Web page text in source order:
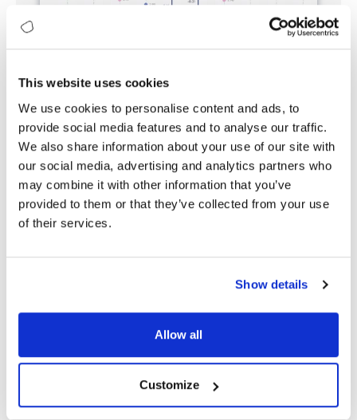
This website uses cookies
We use cookies to personalise content and ads, to
provide social media features and to analyse our traffic.
We also share information about your use of our site with
our social media, advertising and analytics partners who
may combine it with other information that you’ve
provided to them or that they’ve collected from your use
of their services.
Show details
Allow all
Customize
Figür 2: Türkiye – Global Sektör Karşılaştırması
Türkiye’nin Dijital Karnesini
Kendi Yol Haritanızı
2024 Türkiye Dijital Olgunluk Raporu, sektörünüzün mevcut
durumunu net bir şekilde ortaya koyuyor. Global
karşılaştırmalar, sektörel analizler ve stratejik önerilerle,
dijital dönüşüm yolculuğunuzu daha sağlam temellere